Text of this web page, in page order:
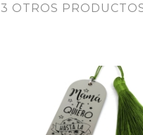
3 OTROS